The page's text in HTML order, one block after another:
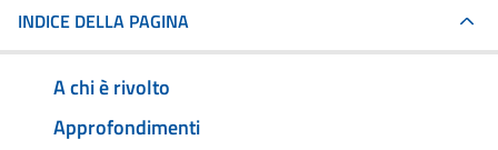
INDICE DELLA PAGINA
A chi è rivolto
Approfondimenti